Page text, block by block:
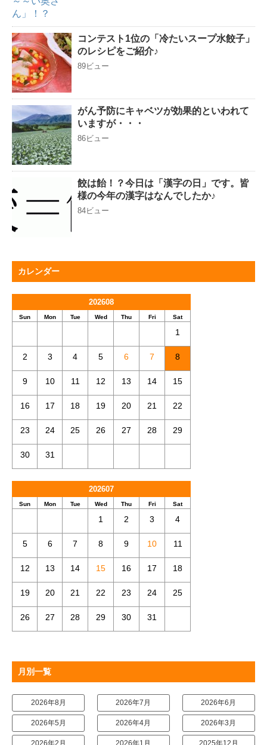
コンテスト1位の「冷たいスープ水餃子」
のレシピをご紹介♪
89ビュー
がん予防にキャベツが効果的といわれて
いますが・・・
86ビュー
餃は飴！？今日は「漢字の日」です。皆
様の今年の漢字はなんでしたか♪
84ビュー
カレンダー
202608
Sun Mon Tue Wed Thu Fri Sat
1
2 3 4 5 6 7 8
9 10 11 12 13 14 15
16 17 18 19 20 21 22
23 24 25 26 27 28 29
30 31
202607
Sun Mon Tue Wed Thu Fri Sat
1 2 3 4
5 6 7 8 9 10 11
12 13 14 15 16 17 18
19 20 21 22 23 24 25
26 27 28 29 30 31
月別一覧
2026年8月 2026年7月 2026年6月
2026年5月 2026年4月 2026年3月
2026年2月 2026年1月 2025年12月